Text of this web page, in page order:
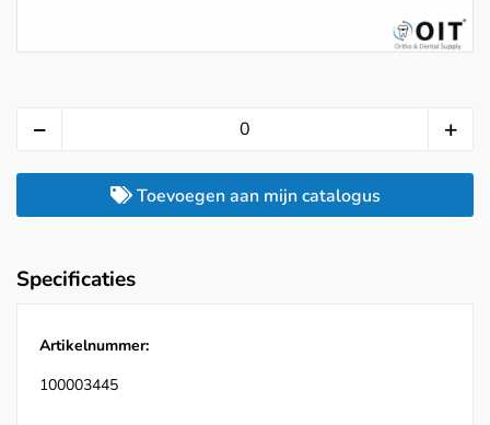
Toevoegen aan mijn catalogus
Specificaties
Artikelnummer:
100003445